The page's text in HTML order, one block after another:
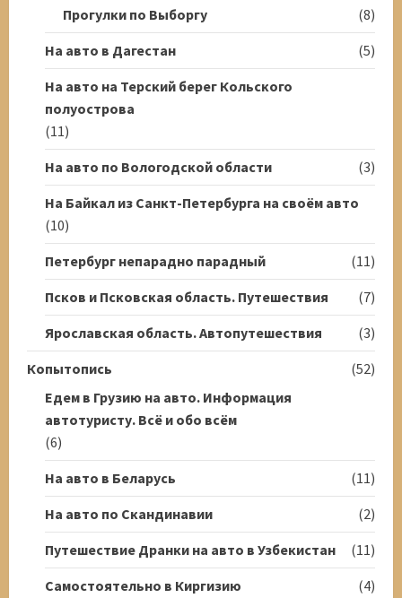
Прогулки по Выборгу
(8)
На авто в Дагестан
(5)
На авто на Терский берег Кольского
полуострова
(11)
На авто по Вологодской области
(3)
На Байкал из Санкт-Петербурга на своём авто
(10)
Петербург непарадно парадный
(11)
Псков и Псковская область. Путешествия
(7)
Ярославская область. Автопутешествия
(3)
Копытопись
(52)
Едем в Грузию на авто. Информация
автотуристу. Всё и обо всём
(6)
На авто в Беларусь
(11)
На авто по Скандинавии
(2)
Путешествие Дранки на авто в Узбекистан
(11)
Самостоятельно в Киргизию
(4)